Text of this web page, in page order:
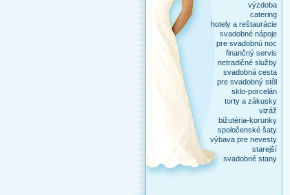
výzdoba
catering
hotely a reštaurácie
svadobné nápoje
pre svadobnú noc
finančný servis
netradičné služby
svadobná cesta
pre svadobný stôl
sklo-porcelán
torty a zákusky
vizáž
bižutéria-korunky
spoločenské šaty
výbava pre nevesty
starejší
svadobné stany